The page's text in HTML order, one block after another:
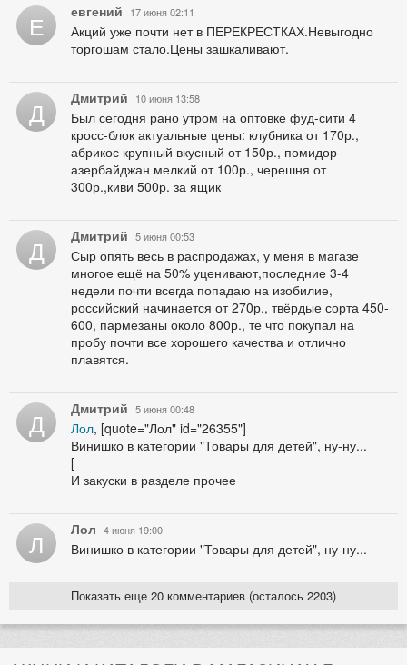
Е евгений 17 июня 02:11
Акций уже почти нет в ПЕРЕКРЕСТКАХ.Невыгодно
торгошам стало.Цены зашкаливают.
Д Дмитрий 10 июня 13:58
Был сегодня рано утром на оптовке фуд-сити 4
кросс-блок актуальные цены: клубника от 170р.,
абрикос крупный вкусный от 150р., помидор
азербайджан мелкий от 100р., черешня от
300р.,киви 500р. за ящик
Д Дмитрий 5 июня 00:53
Сыр опять весь в распродажах, у меня в магазе
многое ещё на 50% уценивают,последние 3-4
недели почти всегда попадаю на изобилие,
российский начинается от 270р., твёрдые сорта 450-
600, пармезаны около 800р., те что покупал на
пробу почти все хорошего качества и отлично
плавятся.
Д Дмитрий 5 июня 00:48
Лол, [quote="Лол" id="26355"]
Винишко в категории "Товары для детей", ну-ну...
[
И закуски в разделе прочее
Л Лол 4 июня 19:00
Винишко в категории "Товары для детей", ну-ну...
Показать еще 20 комментариев (осталось 2203)